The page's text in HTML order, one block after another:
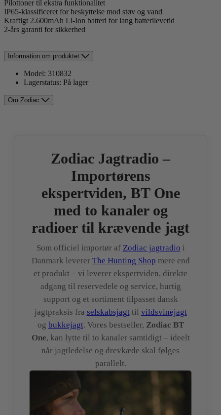
Pilottoner til ekstra funktionalitet
IP65-klassificeret for beskyttelse mod støv og vand
Kraftigt 2.600mAh Li-Ion batteri for lang batterilevetid
2-års garanti for sikkerhed
Information om produktet
Model: 310832
Lagerstatus: På lager
Om Zodiac
Zodiac Jagtradio –
Importørens
ekspertviden, BT One
med to kanaler og
radioer til krævende jagt
Som officiel importør af Zodiac jagtradio i
Danmark leverer The Hunting Shop mere end
et produkt – vi leverer ekspertviden, direkte
adgang til reservedele og service, hurtig
support og et sortiment tilpasset dansk
jagtpraksis fra selskabsjagttil vildsvinejagt
og bukkejagt. Vores bestseller, Zodiac BT
One, kan lytte til to kanaler samtidigt – ideelt
når jagtledelse og drevkæde skal følges
parallelt.